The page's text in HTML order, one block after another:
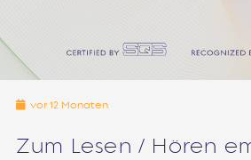
vor 12 Monaten
Zum Lesen / Hören